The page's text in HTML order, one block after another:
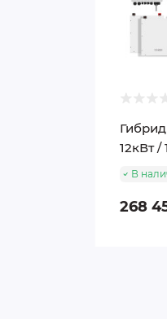
12кВт /
В
268